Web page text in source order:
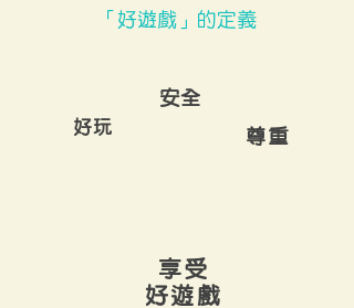
「 好遊戲 」 的定義
​好玩
安全
尊重
享受
好遊戲